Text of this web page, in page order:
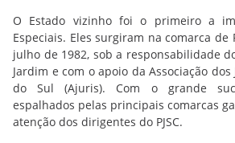
O Estado vizinho foi o primeiro a
Especiais. Eles surgiram na comarca de
julho de 1982, sob a responsabilidade
Jardim e com o apoio da Associação dos
do Sul (Ajuris). Com o grande
espalhados pelas principais comarcas
atenção dos dirigentes do PJSC.